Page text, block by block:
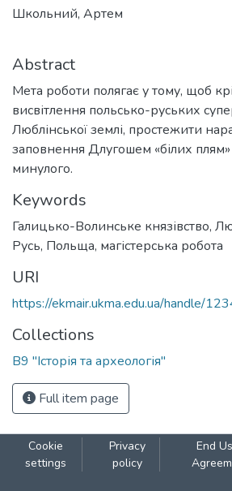
Школьний, Артем
Abstract
Мета роботи полягає у тому, щоб
висвітлення польсько-руських
Люблінської землі, простежити
заповнення Длугошем «білих
минулого.
Keywords
Галицько-Волинське князівство,
Русь, Польща, магістерська робота
URI
https://ekmair.ukma.edu.ua/handle/
Collections
В9 "Історія та археологія"
Full item page
Cookie
settings
Privacy
policy
End